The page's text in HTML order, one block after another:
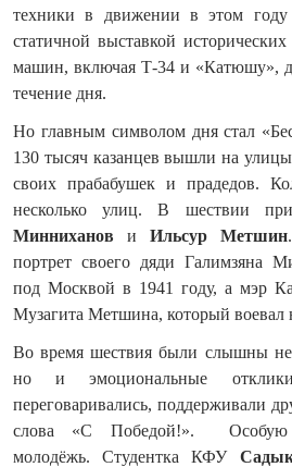
техники в движении в этом
статичной выставкой
машин, включая Т-34 и «Катюшу»,
течение дня.
Но главным символом дня стал
130 тысяч казанцев вышли на
своих прабабушек и прадедов.
несколько улиц. В шествии
Минниханов и Ильсур Метшин
портрет своего дяди Галимзяна
под Москвой в 1941 году, а мэр
Музагита Метшина, который воевал
Во время шествия были слышны не
но и эмоциональные
переговаривались, поддерживали
слова «С Победой!». Особую
молодёжь. Студентка КФУ